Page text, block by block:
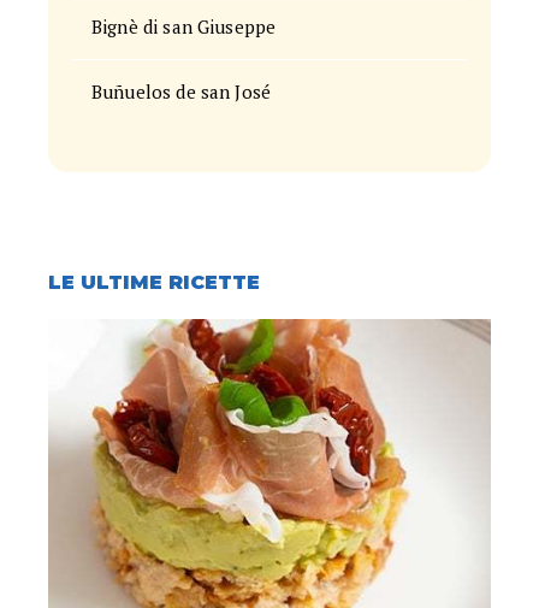
Bignè di san Giuseppe
Buñuelos de san José
LE ULTIME RICETTE